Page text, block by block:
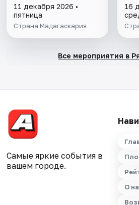
11 декабря 2026 •
пятница
Страна Мадагаскария
16
Все мероприятия в
Самые яркие события в
вашем городе.
О